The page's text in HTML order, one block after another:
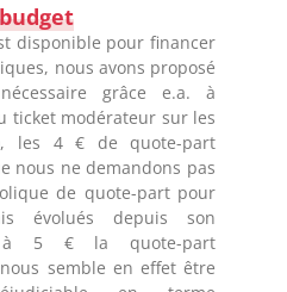
disponible pour financer
nous avons proposé
grâce e.a. à
ticket modérateur sur les
les 4 € de quote-part
nous ne demandons pas
de quote-part pour
évolués depuis son
à 5 € la quote-part
semble en effet être